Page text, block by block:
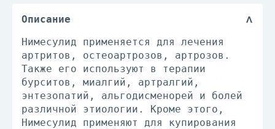
Описание
Нимесулид применяется для лечения
артритов, остеоартрозов, артрозов.
Также его используют в терапии
бурситов, миалгий, артралгий,
энтезопатий, альгодисменорей и болей
различной этиологии. Кроме этого,
Нимесулид применяют для купирования